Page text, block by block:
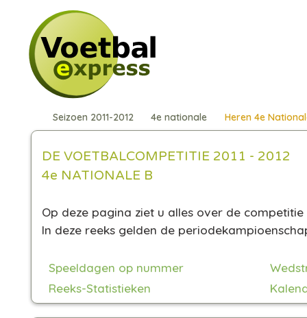
Seizoen 2011-2012 4e nationale Heren 4e
DE VOETBALCOMPETITIE 2011 - 2012
4e NATIONALE B
Op deze pagina ziet u alles over de competitie
In deze reeks gelden de
Speeldagen op nummer
Reeks-Statistieken